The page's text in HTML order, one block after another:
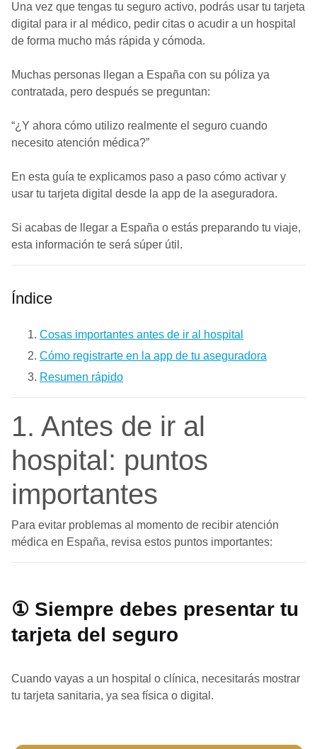
Una vez que tengas tu seguro activo, podrás usar tu tarjeta
digital para ir al médico, pedir citas o acudir a un hospital
de forma mucho más rápida y cómoda.
Muchas personas llegan a España con su póliza ya
contratada, pero después se preguntan:
“¿Y ahora cómo utilizo realmente el seguro cuando
necesito atención médica?”
En esta guía te explicamos paso a paso cómo activar y
usar tu tarjeta digital desde la app de la aseguradora.
Si acabas de llegar a España o estás preparando tu viaje,
esta información te será súper útil.
Índice
Cosas importantes antes de ir al hospital
Cómo registrarte en la app de tu aseguradora
Resumen rápido
1. Antes de ir al
hospital: puntos
importantes
Para evitar problemas al momento de recibir atención
médica en España, revisa estos puntos importantes:
① Siempre debes presentar tu
tarjeta del seguro
Cuando vayas a un hospital o clínica, necesitarás mostrar
tu tarjeta sanitaria, ya sea física o digital.